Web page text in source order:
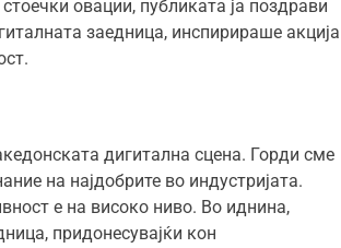
овации, публиката ја поздрави
заедница, инспирираше акција
дигитална сцена. Горди сме
на најдобрите во индустријата.
е на високо ниво. Во иднина,
придонесувајќи кон